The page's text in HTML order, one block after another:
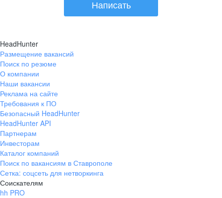
Написать
HeadHunter
Размещение вакансий
Поиск по резюме
О компании
Наши вакансии
Реклама на сайте
Требования к ПО
Безопасный HeadHunter
HeadHunter API
Партнерам
Инвесторам
Каталог компаний
Поиск по вакансиям в Ставрополе
Сетка: соцсеть для нетворкинга
Соискателям
hh PRO